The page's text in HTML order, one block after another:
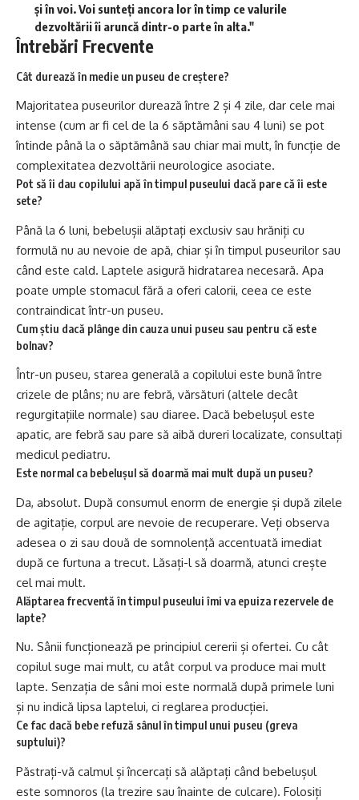
și în voi. Voi sunteți ancora lor în timp ce valurile
dezvoltării îi aruncă dintr-o parte în alta."
Întrebări Frecvente
Cât durează în medie un puseu de creștere?
Majoritatea puseurilor durează între 2 și 4 zile, dar cele mai
intense (cum ar fi cel de la 6 săptămâni sau 4 luni) se pot
întinde până la o săptămână sau chiar mai mult, în funcție de
complexitatea dezvoltării neurologice asociate.
Pot să îi dau copilului apă în timpul puseului dacă pare că îi este
sete?
Până la 6 luni, bebelușii alăptați exclusiv sau hrăniți cu
formulă nu au nevoie de apă, chiar și în timpul puseurilor sau
când este cald. Laptele asigură hidratarea necesară. Apa
poate umple stomacul fără a oferi calorii, ceea ce este
contraindicat într-un puseu.
Cum știu dacă plânge din cauza unui puseu sau pentru că este
bolnav?
Într-un puseu, starea generală a copilului este bună între
crizele de plâns; nu are febră, vărsături (altele decât
regurgitațiile normale) sau diaree. Dacă bebelușul este
apatic, are febră sau pare să aibă dureri localizate, consultați
medicul pediatru.
Este normal ca bebelușul să doarmă mai mult după un puseu?
Da, absolut. După consumul enorm de energie și după zilele
de agitație, corpul are nevoie de recuperare. Veți observa
adesea o zi sau două de somnolență accentuată imediat
după ce furtuna a trecut. Lăsați-l să doarmă, atunci crește
cel mai mult.
Alăptarea frecventă în timpul puseului îmi va epuiza rezervele de
lapte?
Nu. Sânii funcționează pe principiul cererii și ofertei. Cu cât
copilul suge mai mult, cu atât corpul va produce mai mult
lapte. Senzația de sâni moi este normală după primele luni
și nu indică lipsa laptelui, ci reglarea producției.
Ce fac dacă bebe refuză sânul în timpul unui puseu (greva
suptului)?
Păstrați-vă calmul și încercați să alăptați când bebelușul
este somnoros (la trezire sau înainte de culcare). Folosiți